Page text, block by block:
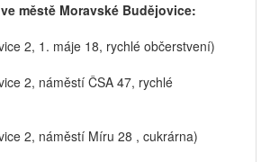
městě Moravské Budějovice:
2, 1. máje 18, rychlé občerstvení)
2, náměstí ČSA 47, rychlé
2, náměstí Míru 28 , cukrárna)